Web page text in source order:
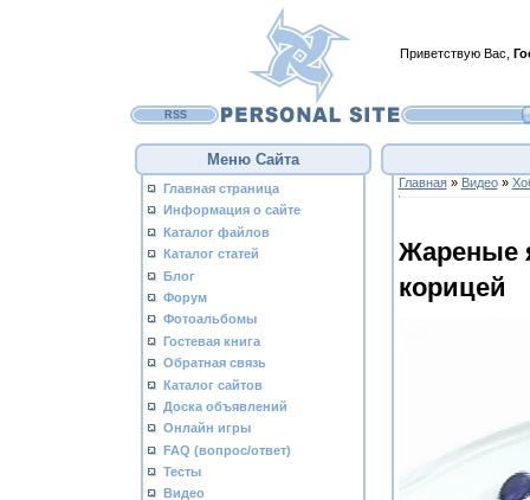
Приветствую Вас
RSS
Меню Сайта
Главная страница
Информация о сайте
Каталог файлов
Каталог статей
Блог
Форум
Фотоальбомы
Гостевая книга
Обратная связь
Каталог сайтов
Доска объявлений
Онлайн игры
FAQ (вопрос/ответ)
Тесты
Видео
Главная» Видео»
Жареные
корицей